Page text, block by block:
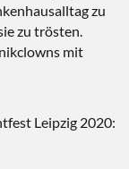
zu
zu trösten.
mit
Leipzig 2020: